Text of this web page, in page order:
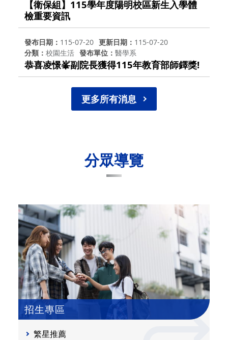
【衛保組】115學年度陽明校區新生入學體
檢重要資訊
發布日期 115-07-20 更新日期
115-07-20
分類
校園生活 發布單位 醫學系
恭喜凌憬峯副院長獲得115年教育部師鐸獎!
更多所有消息
分眾導覽
招生專區
繁星推薦